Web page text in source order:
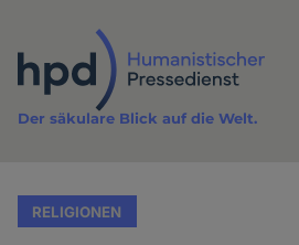
Inhalt
Der säkulare Blick auf die Welt.
RELIGIONEN